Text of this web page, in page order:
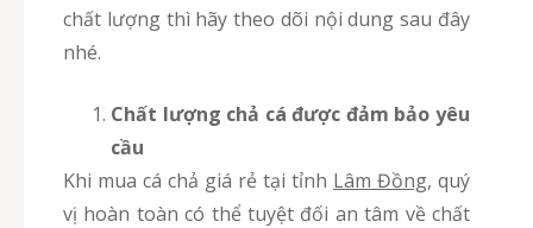
chất lượng thì hãy theo dõi nội dung sau đây
nhé.
Chất lượng chả cá được đảm bảo yêu
cầu
Khi mua cá chả giá rẻ tại tỉnh Lâm Đồng, quý
vị hoàn toàn có thể tuyệt đối an tâm về chất